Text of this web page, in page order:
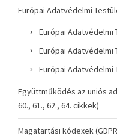
Európai Adatvédelmi
Európai Adatvédelmi
Európai
Európai
Együttműködés az uniós
60., 61., 62., 64. cikkek)
Magatartási kódexek